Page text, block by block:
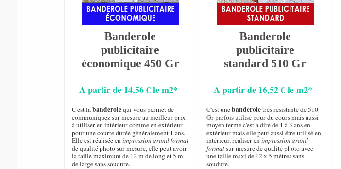
Banderole
publicitaire
économique 450 Gr
A partir de 14,56 € le m2*
C'est labanderolequi vous permet de
communiquez sur mesure au meilleur prix
à utiliser en intérieur comme en extérieur
pour une courte durée généralement 1 ans.
Elle est réalisée enimpression grand format
de qualité photo sur mesure, elle peut avoir
la taille maximum de 12 m de long et 5 m
de large sans soudure.
Banderole
publicitaire
standard 510 Gr
A partir de 16,52 € le m2*
C'est unebanderoletrès résistante de 510
Gr parfois utilisé pour du cours mais aussi
moyen terme c'est a dire de 1 à 3 ans en
extérieur mais elle peut aussi être utilisé en
intérieur, réaliser enimpression grand
formatsur mesure de qualité photo avec
une taille maxi de 12 x 5 mètres sans
soudure.